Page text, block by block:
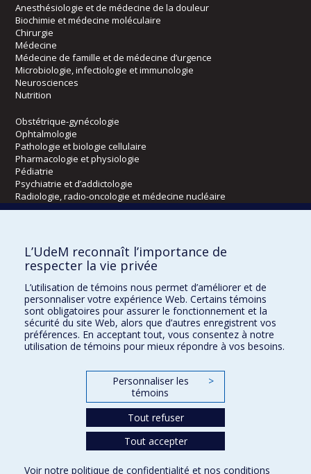
Anesthésiologie et de médecine de la douleur
Biochimie et médecine moléculaire
Chirurgie
Médecine
Médecine de famille et de médecine d’urgence
Microbiologie, infectiologie et immunologie
Neurosciences
Nutrition
Obstétrique-gynécologie
Ophtalmologie
Pathologie et biologie cellulaire
Pharmacologie et physiologie
Pédiatrie
Psychiatrie et d’addictologie
Radiologie, radio-oncologie et médecine nucléaire
Kinésiologie et des sciences de l’activité physique
Orthophonie et audiologie
Réadaptation
Directions
DPC
CPASS
L’UdeM reconnaît l’importance de
respecter la vie privée
L’utilisation de témoins nous permet d’améliorer et de
personnaliser votre expérience Web. Certains témoins
sont obligatoires pour assurer le fonctionnement et la
sécurité du site Web, alors que d’autres enregistrent vos
préférences. En acceptant tout, vous consentez à notre
utilisation de témoins pour mieux répondre à vos besoins.
Personnaliser les
témoins
>
Tout refuser
Tout accepter
Voir notre politique de confidentialité et nos conditions